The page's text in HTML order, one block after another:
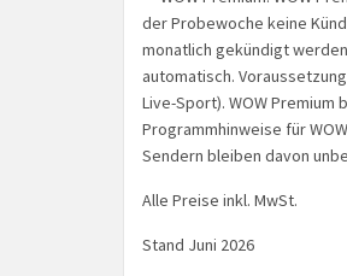
der Probewoche keine
monatlich gekündigt
automatisch.
Live-Sport). WOW Premium
Programmhinweise für
Sendern bleiben davon
Alle Preise inkl. MwSt.
Stand Juni 2026